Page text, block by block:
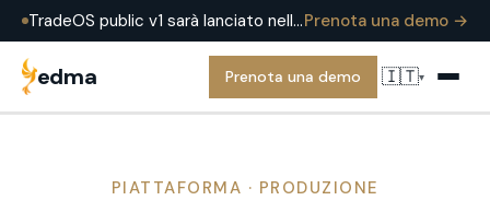
TradeOS public v1 sarà lanciato nell'estate 2026 — già in produzione presso EDMA Group oggi. Prenota una demo per vederlo in una operazione reale.Prenota una demo →
edma Prenota una demo 🇮🇹▾
PIATTAFORMA · PRODUZIONE